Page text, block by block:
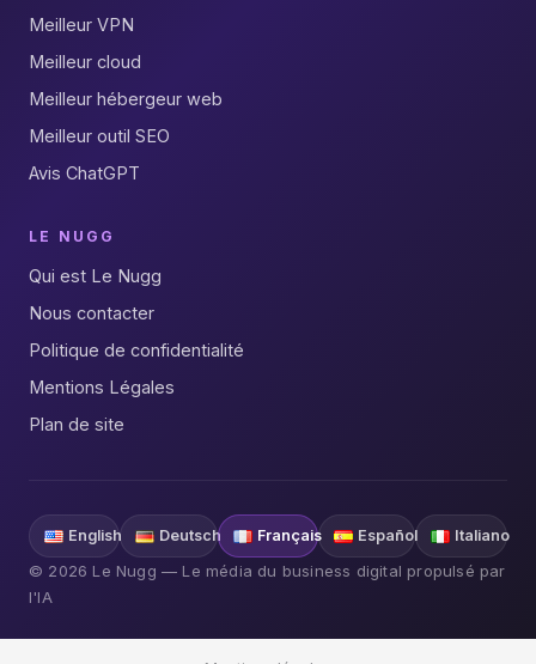
Meilleur VPN
Meilleur cloud
Meilleur hébergeur web
Meilleur outil SEO
Avis ChatGPT
LE NUGG
Qui est Le Nugg
Nous contacter
Politique de confidentialité
Mentions Légales
Plan de site
English Deutsch Français Español Italiano
© 2026 Le Nugg — Le média du business digital propulsé par
l'IA